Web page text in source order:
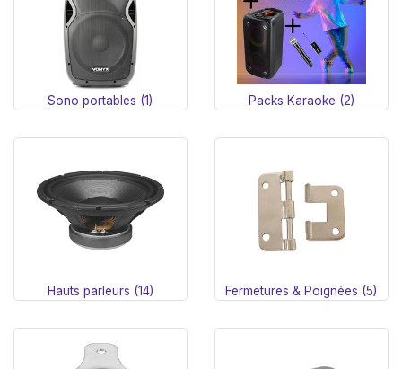
Sono portables (1) Packs Karaoke (2)
Hauts parleurs (14) Fermetures & Poignées (5)